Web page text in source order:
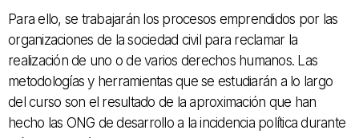
Para ello, se trabajarán los procesos emprendidos por las
organizaciones de la sociedad civil para reclamar la
realización de uno o de varios derechos humanos. Las
metodologías y herramientas que se estudiarán a lo largo
del curso son el resultado de la aproximación que han
hecho las ONG de desarrollo a la incidencia política durante